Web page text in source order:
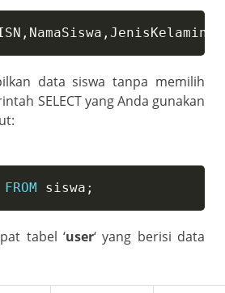
, NamaSiswa , JenisKelamin
data siswa tanpa memilih
SELECT yang Anda gunakan
FROM siswa ;
tabel ‘user‘ yang berisi data